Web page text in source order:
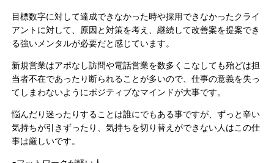
目標数字に対して達成できなかった時や採用できなかったクライ
アントに対して、原因と対策を考え、継続して改善案を提案でき
る強いメンタルが必要だと感じています。
新規営業はアポなし訪問や電話営業を数多くこなしても殆どは担
当者不在であったり断られることが多いので、仕事の意義を失っ
てしまわないようにポジティブなマインドが大事です。
悩んだり迷ったりすることは誰にでもある事ですが、ずっと辛い
気持ちが引きずったり、気持ちを切り替えができない人はこの仕
事は厳しいです。